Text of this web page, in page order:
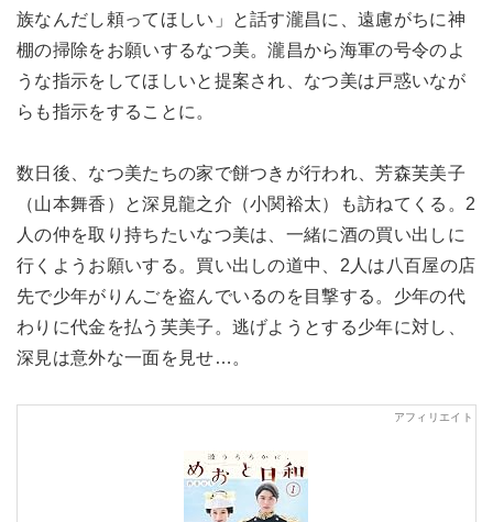
族なんだし頼ってほしい」と話す瀧昌に、遠慮がちに神
棚の掃除をお願いするなつ美。瀧昌から海軍の号令のよ
うな指示をしてほしいと提案され、なつ美は戸惑いなが
らも指示をすることに。
数日後、なつ美たちの家で餅つきが行われ、芳森芙美子
（山本舞香）と深見龍之介（小関裕太）も訪ねてくる。2
人の仲を取り持ちたいなつ美は、一緒に酒の買い出しに
行くようお願いする。買い出しの道中、2人は八百屋の店
先で少年がりんごを盗んでいるのを目撃する。少年の代
わりに代金を払う芙美子。逃げようとする少年に対し、
深見は意外な一面を見せ…。